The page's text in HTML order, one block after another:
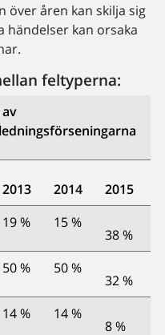
över åren kan skilja sig
händelser kan orsaka
feltyperna:
2013 2014
2015
19 % 15 %
38 %
50 % 50 %
32 %
14 % 14 %
8 %